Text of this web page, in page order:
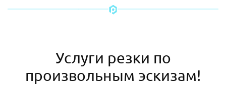
Услуги резки по
произвольным эскизам!